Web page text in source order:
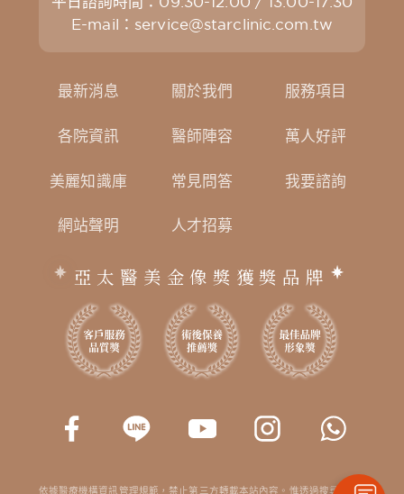
E-mail： service@starclinic.com.tw
最新消息 關於我們 服務項目
各院資訊 醫師陣容 萬人好評
美麗知識庫 常見問答 我要諮詢
網站聲明 人才招募
亞太醫美金像獎獲獎品牌
依據醫療機構資訊管理規範，禁止第三方轉載本站內容。惟透過搜尋